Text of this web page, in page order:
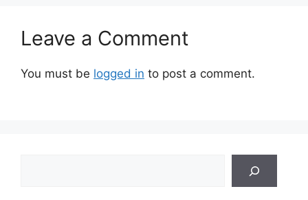
Leave a Comment
You must be logged in to post a comment.